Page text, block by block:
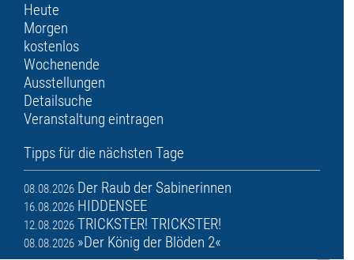
Heute
Morgen
kostenlos
Wochenende
Ausstellungen
Detailsuche
Veranstaltung eintragen
Tipps für die nächsten Tage
08.08.2026 Der Raub der Sabinerinnen
16.08.2026 HIDDENSEE
12.08.2026 TRICKSTER! TRICKSTER!
08.08.2026 »Der König der Blöden 2«